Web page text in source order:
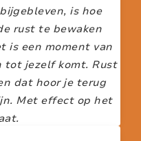
is hoe
rust te bewaken
is een moment van
tot jezelf komt. Rust
dat hoor je terug
Met effect op het